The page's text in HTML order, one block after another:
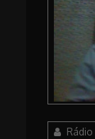
Author